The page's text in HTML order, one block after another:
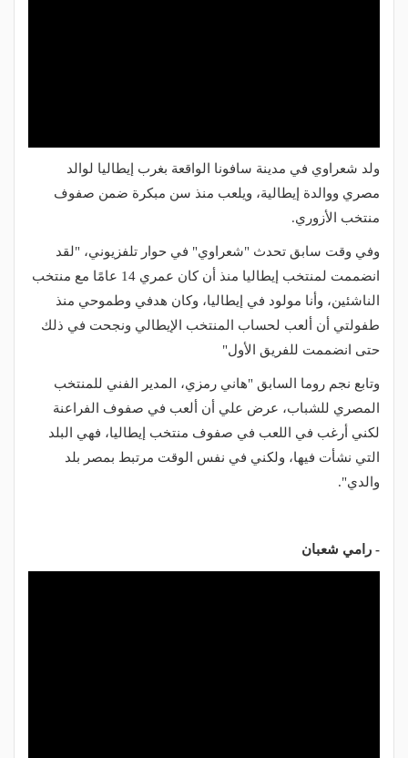
ولد شعراوي في مدينة سافونا الواقعة بغرب إيطاليا لوالد
مصري ووالدة إيطالية، ويلعب منذ سن مبكرة ضمن صفوف
منتخب الأزوري.
وفي وقت سابق تحدث "شعراوي" في حوار تلفزيوني، "لقد
انضممت لمنتخب إيطاليا منذ أن كان عمري 14 عامًا مع منتخب
الناشئين، وأنا مولود في إيطاليا، وكان هدفي وطموحي منذ
طفولتي أن ألعب لحساب المنتخب الإيطالي ونجحت في ذلك
حتى انضممت للفريق الأول"
وتابع نجم روما السابق "هاني رمزي، المدير الفني للمنتخب
المصري للشباب، عرض علي أن ألعب في صفوف الفراعنة
لكني أرغب في اللعب في صفوف منتخب إيطاليا، فهي البلد
التي نشأت فيها، ولكني في نفس الوقت مرتبط بمصر بلد
والدي".
- رامي شعبان